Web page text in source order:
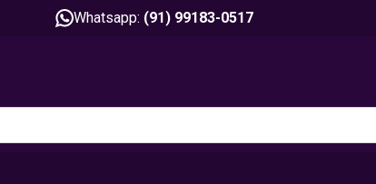
Whatsapp: (91) 99183-0517